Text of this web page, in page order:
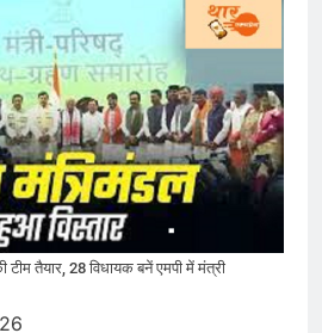
टीम तैयार, 28 विधायक बनें एमपी में मंत्री